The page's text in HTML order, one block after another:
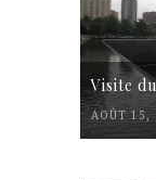
Visite
AOÛT 15,